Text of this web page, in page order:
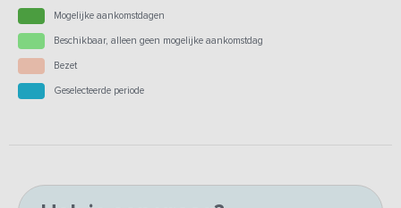
Mogelijke aankomstdagen
Beschikbaar, alleen geen mogelijke aankomstdag
Bezet
Geselecteerde periode